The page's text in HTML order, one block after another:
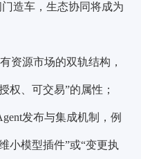
造车，生态协同将成为
资源市场的双轨结构，
权、可交易”的属性；
发布与集成机制，例
小模型插件”或“变更执